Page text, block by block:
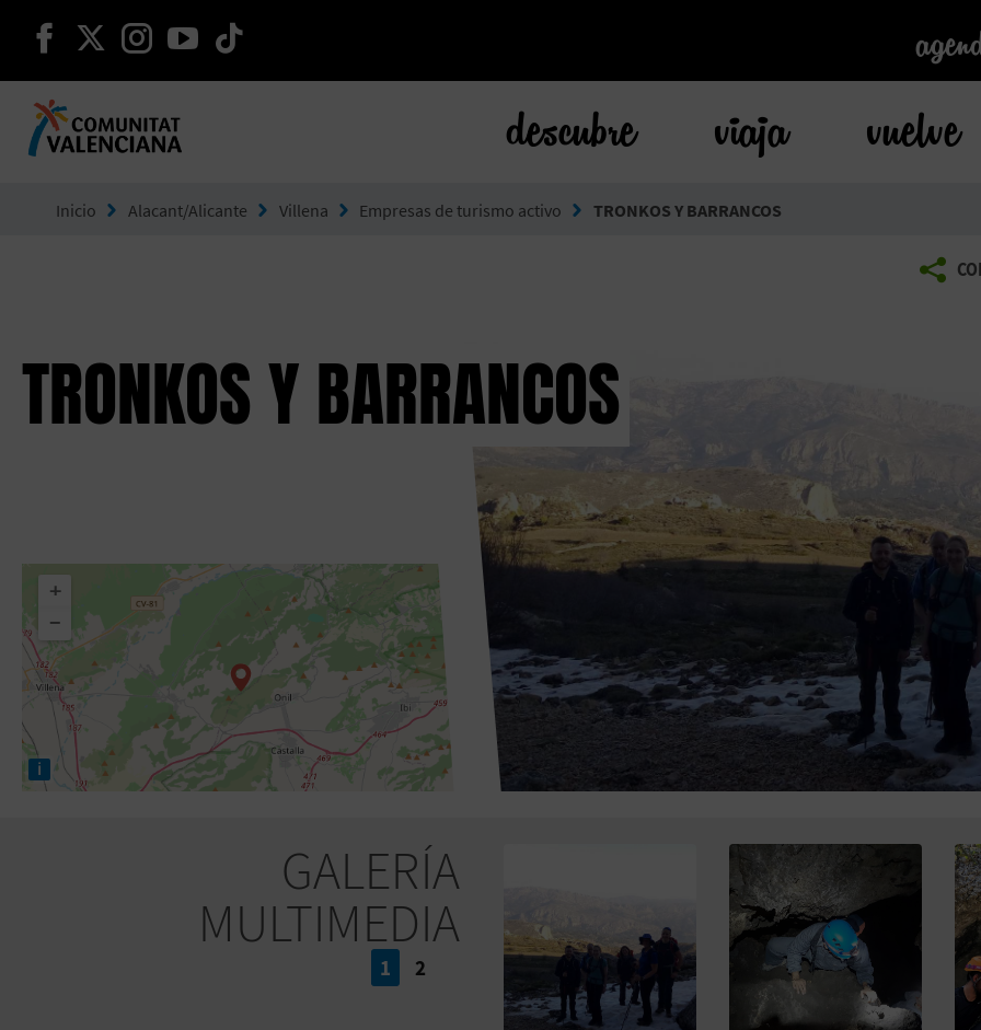
seguir en facebook
seguir en twitter
seguir en instagram
seguir en youtube
descubre viaja vuelve
Inicio Alacant/Alicante Villena Empresas de turismo activo TRONKOS Y BARRANCOS
TRONKOS Y BARRANCOS
+
−
i
GALERÍA
MULTIMEDIA
1 2